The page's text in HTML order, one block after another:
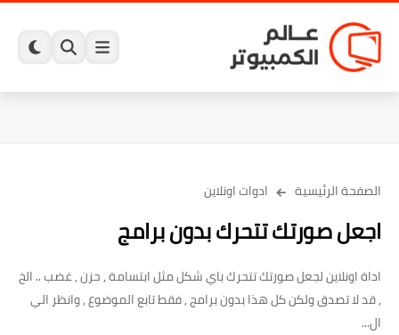
الصفحة الرئيسية ادوات اونلاين
اجعل صورتك تتحرك بدون برامج
اداة اونلاين لجعل صورتك تتحرك باي شكل مثل ابتسامة , حزن , غضب .. الخ
, قد لا تصدق ولكن كل هذا بدون برامج , فقط تابع الموضوع , وانظر الي
ال...